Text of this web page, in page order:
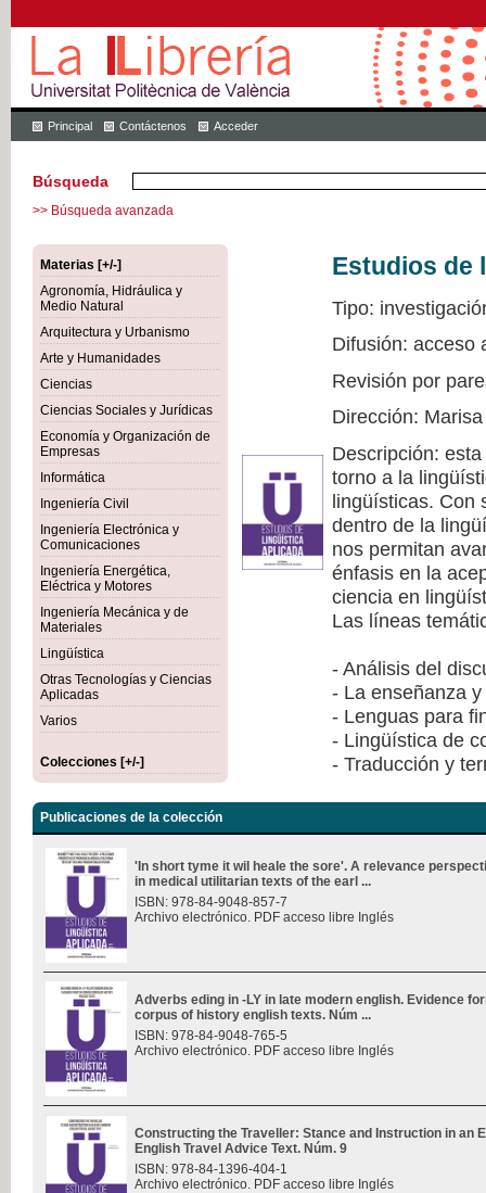
Principal Contáctenos Acceder
Búsqueda
>> Búsqueda avanzada
Materias [+/-]
Agronomía, Hidráulica y
Medio Natural
Arquitectura y Urbanismo
Arte y Humanidades
Ciencias
Ciencias Sociales y Jurídicas
Economía y Organización de
Empresas
Informática
Ingeniería Civil
Ingeniería Electrónica y
Comunicaciones
Ingeniería Energética,
Eléctrica y Motores
Ingeniería Mecánica y de
Materiales
Lingüística
Otras Tecnologías y Ciencias
Aplicadas
Varios
Colecciones [+/-]
Estudios de
Tipo:
Difusión: acceso
Revisión por
Dirección:
Descripción:
torno a la
lingüísticas. Con
dentro de la
nos permitan
énfasis en la
ciencia en
Las líneas
- Análisis del
- La enseñanza
- Lenguas para
- Lingüística de
- Traducción y
Publicaciones de la colección
'In short tyme it wil heale the sore'. A relevance
in medical utilitarian texts of the earl ...
ISBN: 978-84-9048-857-7
Archivo electrónico. PDF acceso libre Inglés
Adverbs eding in -LY in late modern english. Evidence
corpus of history english texts. Núm ...
ISBN: 978-84-9048-765-5
Archivo electrónico. PDF acceso libre Inglés
Constructing the Traveller: Stance and Instruction in an
English Travel Advice Text. Núm. 9
ISBN: 978-84-1396-404-1
Archivo electrónico. PDF acceso libre Inglés